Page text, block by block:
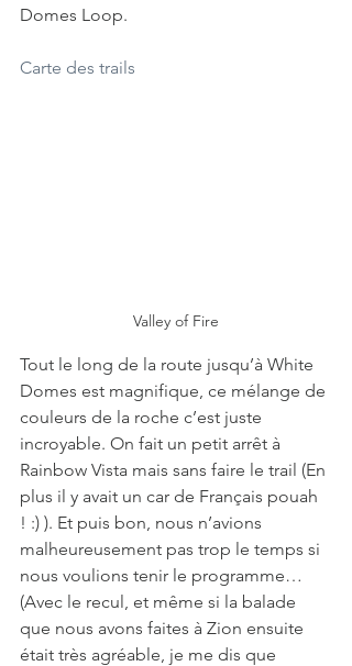
Domes Loop.
Carte des trails
Valley of Fire
Tout le long de la route jusqu’à White
Domes est magnifique, ce mélange de
couleurs de la roche c’est juste
incroyable. On fait un petit arrêt à
Rainbow Vista mais sans faire le trail (En
plus il y avait un car de Français pouah
! :) ). Et puis bon, nous n’avions
malheureusement pas trop le temps si
nous voulions tenir le programme…
(Avec le recul, et même si la balade
que nous avons faites à Zion ensuite
était très agréable, je me dis que